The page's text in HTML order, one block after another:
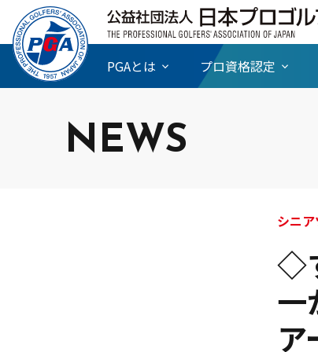
PGAとは プロ資格認定
NEWS
◇
一